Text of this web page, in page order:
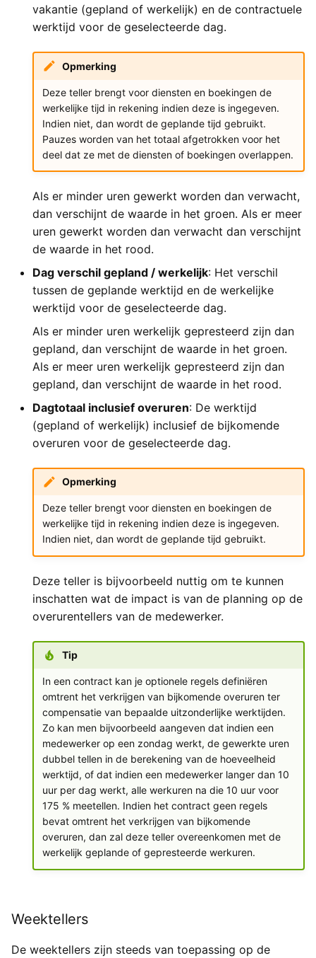
vakantie (gepland of werkelijk) en de contractuele
werktijd voor de geselecteerde dag.
Opmerking
Deze teller brengt voor diensten en boekingen de
werkelijke tijd in rekening indien deze is ingegeven.
Indien niet, dan wordt de geplande tijd gebruikt.
Pauzes worden van het totaal afgetrokken voor het
deel dat ze met de diensten of boekingen overlappen.
Als er minder uren gewerkt worden dan verwacht,
dan verschijnt de waarde in het groen. Als er meer
uren gewerkt worden dan verwacht dan verschijnt
de waarde in het rood.
Dag verschil gepland / werkelijk: Het verschil
tussen de geplande werktijd en de werkelijke
werktijd voor de geselecteerde dag.
Als er minder uren werkelijk gepresteerd zijn dan
gepland, dan verschijnt de waarde in het groen.
Als er meer uren werkelijk gepresteerd zijn dan
gepland, dan verschijnt de waarde in het rood.
Dagtotaal inclusief overuren: De werktijd
(gepland of werkelijk) inclusief de bijkomende
overuren voor de geselecteerde dag.
Opmerking
Deze teller brengt voor diensten en boekingen de
werkelijke tijd in rekening indien deze is ingegeven.
Indien niet, dan wordt de geplande tijd gebruikt.
Deze teller is bijvoorbeeld nuttig om te kunnen
inschatten wat de impact is van de planning op de
overurentellers van de medewerker.
Tip
In een contract kan je optionele regels definiëren
omtrent het verkrijgen van bijkomende overuren ter
compensatie van bepaalde uitzonderlijke werktijden.
Zo kan men bijvoorbeeld aangeven dat indien een
medewerker op een zondag werkt, de gewerkte uren
dubbel tellen in de berekening van de hoeveelheid
werktijd, of dat indien een medewerker langer dan 10
uur per dag werkt, alle werkuren na die 10 uur voor
175 % meetellen. Indien het contract geen regels
bevat omtrent het verkrijgen van bijkomende
overuren, dan zal deze teller overeenkomen met de
werkelijk geplande of gepresteerde werkuren.
Weektellers
De weektellers zijn steeds van toepassing op de